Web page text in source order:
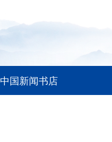
中国新闻书店